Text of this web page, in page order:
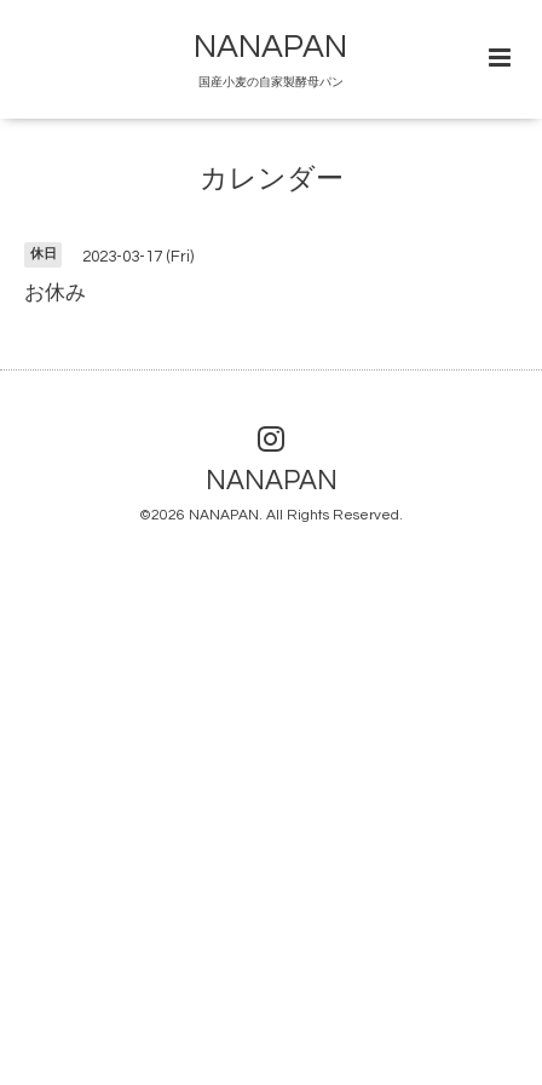
NANAPAN
国産小麦の自家製酵母パン
カレンダー
休日 2023-03-17 (Fri)
お休み
NANAPAN
©2026 NANAPAN. All Rights Reserved.